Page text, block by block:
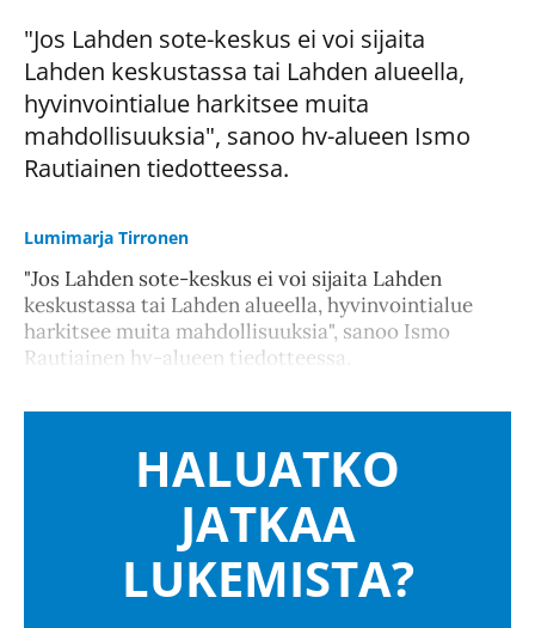
"Jos Lahden sote-keskus ei voi sijaita
Lahden keskustassa tai Lahden alueella,
hyvinvointialue harkitsee muita
mahdollisuuksia", sanoo hv-alueen Ismo
Rautiainen tiedotteessa.
Lumimarja Tirronen
"Jos Lahden sote-keskus ei voi sijaita Lahden
keskustassa tai Lahden alueella, hyvinvointialue
harkitsee muita mahdollisuuksia", sanoo Ismo
Rautiainen hv-alueen tiedotteessa.
HALUATKO
JATKAA
LUKEMISTA?